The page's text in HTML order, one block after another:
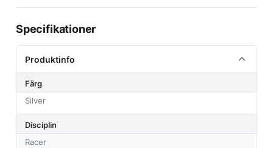
Specifikationer
Produktinfo
Färg
Silver
Disciplin
Racer